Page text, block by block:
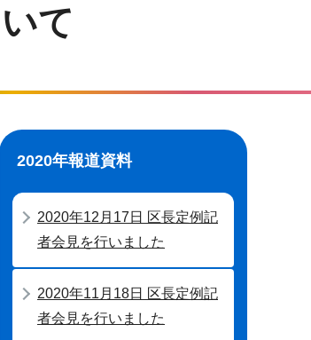
て
2020年報道資料
2020年12月17日 区長定例記
者会見を行いました
2020年11月18日 区長定例記
者会見を行いました